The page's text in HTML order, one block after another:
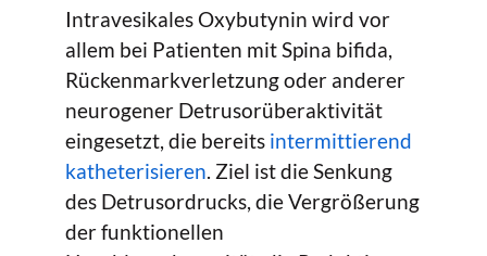
Intravesikales Oxybutynin wird vor
allem bei Patienten mit Spina bifida,
Rückenmarkverletzung oder anderer
neurogener Detrusorüberaktivität
eingesetzt, die bereits intermittierend
katheterisieren. Ziel ist die Senkung
des Detrusordrucks, die Vergrößerung
der funktionellen